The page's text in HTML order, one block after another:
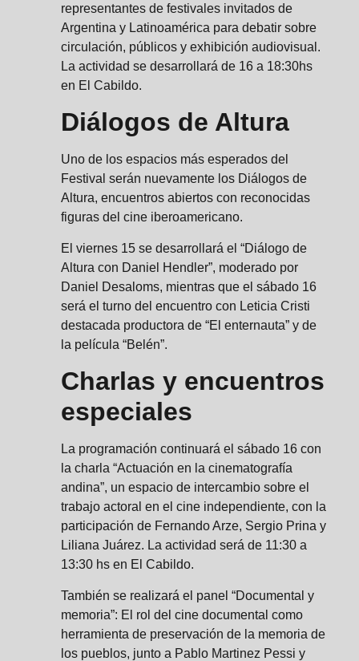
representantes de festivales invitados de
Argentina y Latinoamérica para debatir sobre
circulación, públicos y exhibición audiovisual.
La actividad se desarrollará de 16 a 18:30hs
en El Cabildo.
Diálogos de Altura
Uno de los espacios más esperados del
Festival serán nuevamente los Diálogos de
Altura, encuentros abiertos con reconocidas
figuras del cine iberoamericano.
El viernes 15 se desarrollará el “Diálogo de
Altura con Daniel Hendler”, moderado por
Daniel Desaloms, mientras que el sábado 16
será el turno del encuentro con Leticia Cristi
destacada productora de “El enternauta” y de
la película “Belén”.
Charlas y encuentros
especiales
La programación continuará el sábado 16 con
la charla “Actuación en la cinematografía
andina”, un espacio de intercambio sobre el
trabajo actoral en el cine independiente, con la
participación de Fernando Arze, Sergio Prina y
Liliana Juárez. La actividad será de 11:30 a
13:30 hs en El Cabildo.
También se realizará el panel “Documental y
memoria”: El rol del cine documental como
herramienta de preservación de la memoria de
los pueblos, junto a Pablo Martinez Pessi y